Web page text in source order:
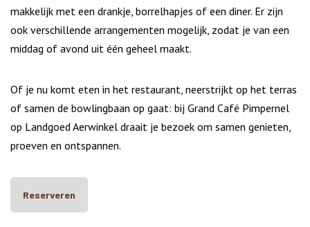
makkelijk met een drankje, borrelhapjes of een diner. Er zijn
ook verschillende arrangementen mogelijk, zodat je van een
middag of avond uit één geheel maakt.
Of je nu komt eten in het restaurant, neerstrijkt op het terras
of samen de bowlingbaan op gaat: bij Grand Café Pimpernel
op Landgoed Aerwinkel draait je bezoek om samen genieten,
proeven en ontspannen.
Reserveren